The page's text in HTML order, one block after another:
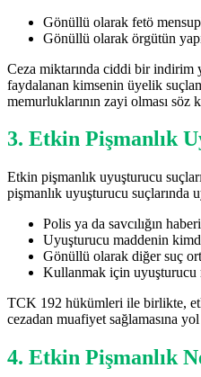
Gönüllü olarak fetö
Gönüllü olarak örgütün
Ceza miktarında ciddi bir indirim
faydalanan kimsenin üyelik
memurluklarının zayi olması söz
3. Etkin Pişmanlık
Etkin pişmanlık uyuşturucu
pişmanlık uyuşturucu suçlarında
Polis ya da savcılığın
Uyuşturucu maddenin
Gönüllü olarak diğer suç
Kullanmak için uyuşturucu
TCK 192 hükümleri ile birlikte,
cezadan muafiyet sağlamasına
4. Etkin Pişmanlık